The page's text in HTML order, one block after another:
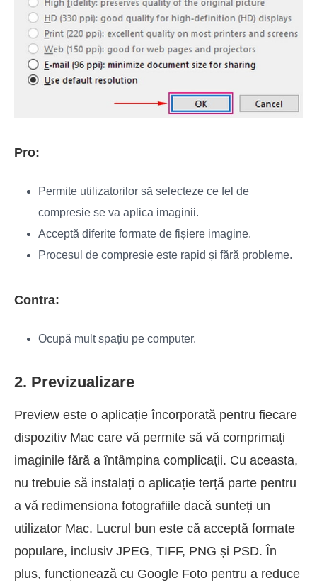
Pro:
Permite utilizatorilor să selecteze ce fel de
compresie se va aplica imaginii.
Acceptă diferite formate de fișiere imagine.
Procesul de compresie este rapid și fără probleme.
Contra:
Ocupă mult spațiu pe computer.
2. Previzualizare
Preview este o aplicație încorporată pentru fiecare
dispozitiv Mac care vă permite să vă comprimați
imaginile fără a întâmpina complicații. Cu aceasta,
nu trebuie să instalați o aplicație terță parte pentru
a vă redimensiona fotografiile dacă sunteți un
utilizator Mac. Lucrul bun este că acceptă formate
populare, inclusiv JPEG, TIFF, PNG și PSD. În
plus, funcționează cu Google Foto pentru a reduce